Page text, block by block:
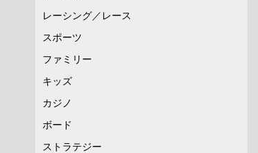
レーシング／レース
スポーツ
ファミリー
キッズ
カジノ
ボード
ストラテジー